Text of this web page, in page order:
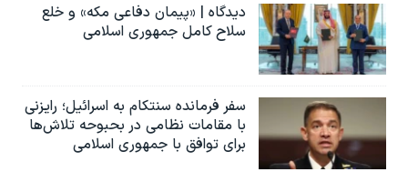
دیدگاه | «پیمان دفاعی مکه» و خلع
سلاح کامل جمهوری اسلامی
سفر فرمانده سنتکام به اسرائیل؛ رایزنی
با مقامات نظامی در بحبوحه تلاش‌ها
برای توافق با جمهوری اسلامی